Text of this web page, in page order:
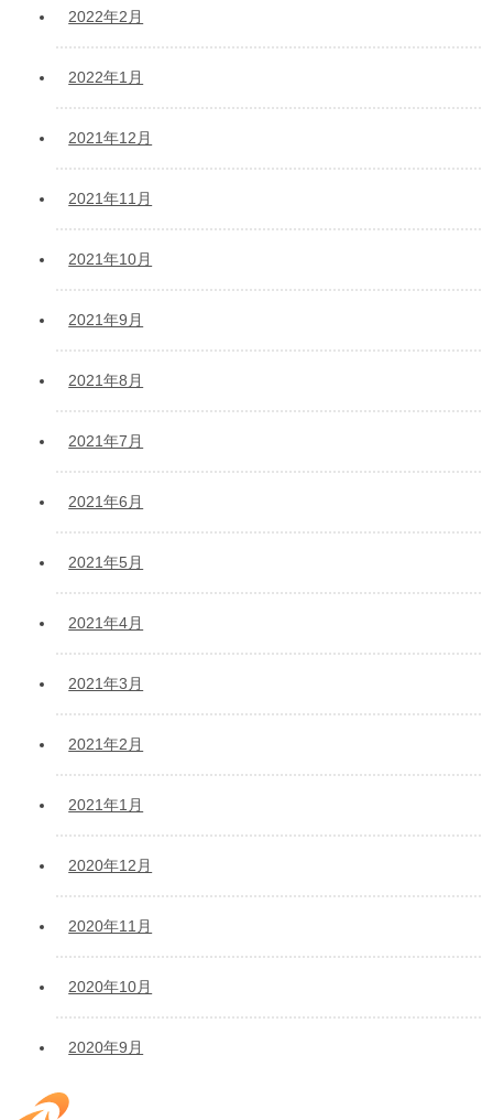
2022年2月
2022年1月
2021年12月
2021年11月
2021年10月
2021年9月
2021年8月
2021年7月
2021年6月
2021年5月
2021年4月
2021年3月
2021年2月
2021年1月
2020年12月
2020年11月
2020年10月
2020年9月